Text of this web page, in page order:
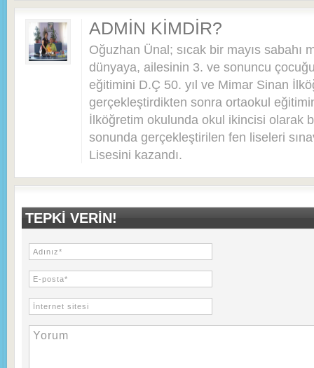
ADMIN KIMDIR?
Oğuzhan Ünal; sıcak bir mayıs sabahı
dünyaya, ailesinin 3. ve sonuncu
eğitimini D.Ç 50. yıl ve Mimar Sinan
gerçekleştirdikten sonra ortaokul
İlköğretim okulunda okul ikincisi olarak
sonunda gerçekleştirilen fen liseleri
Lisesini kazandı.
TEPKI VERIN!